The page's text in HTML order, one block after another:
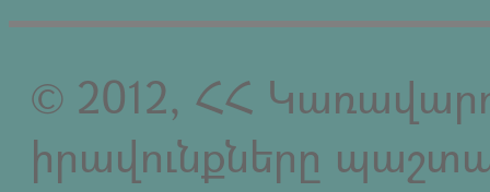
© 2012, ՀՀ
իրավունքները